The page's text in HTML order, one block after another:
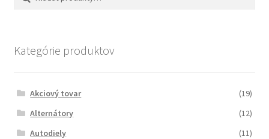
Kategórie produktov
Akciový tovar
(19)
Alternátory
(12)
Autodiely
(11)